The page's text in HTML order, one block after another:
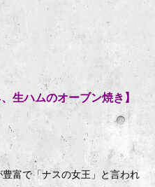
生ハムのオーブン焼き】
富で「ナスの女王」と言われ